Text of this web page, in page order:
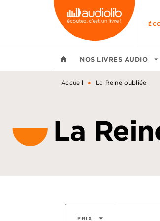
MENU RECHERCHE
home NOS LIVRES AUDIO arrow_drop_down
Accueil • La Reine oubliée
La
PRIX arrow_drop_down